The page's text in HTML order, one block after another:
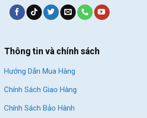
Thông tin và chính sách
Hướng Dẫn Mua Hàng
Chính Sách Giao Hàng
Chính Sách Bảo Hành